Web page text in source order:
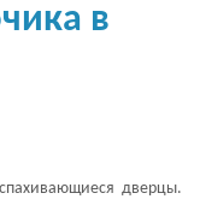
в
дверцы.